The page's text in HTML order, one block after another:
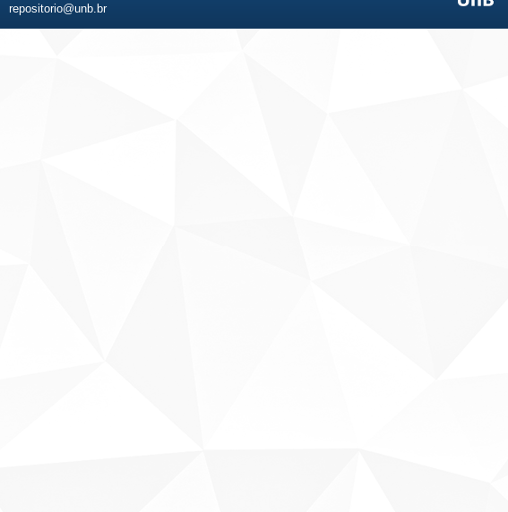
repositorio@unb.br